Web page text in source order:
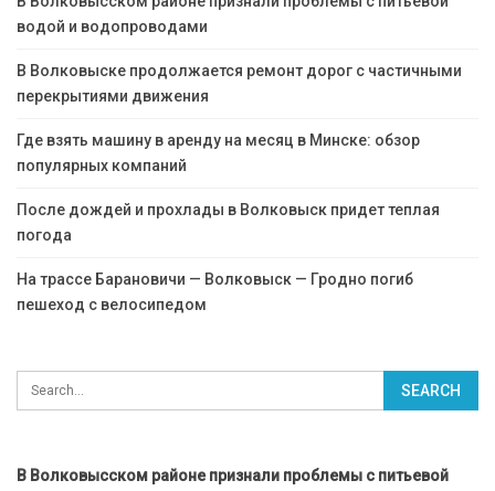
водой и водопроводами
В Волковыске продолжается ремонт дорог с частичными
перекрытиями движения
Где взять машину в аренду на месяц в Минске: обзор
популярных компаний
После дождей и прохлады в Волковыск придет теплая
погода
На трассе Барановичи — Волковыск — Гродно погиб
пешеход с велосипедом
В Волковысском районе признали проблемы с питьевой